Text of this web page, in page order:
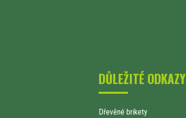
DŮLEŽITÉ ODKAZY
Dřevěné brikety